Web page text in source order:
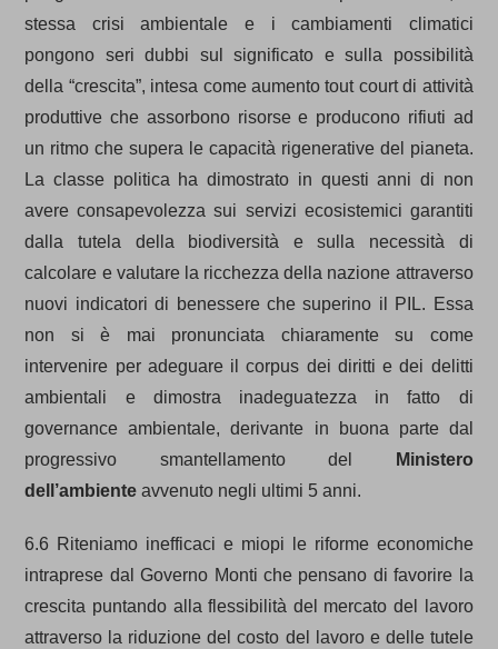
stessa crisi ambientale e i cambiamenti climatici
pongono seri dubbi sul significato e sulla possibilità
della “crescita”, intesa come aumento tout court di attività
produttive che assorbono risorse e producono rifiuti ad
un ritmo che supera le capacità rigenerative del pianeta.
La classe politica ha dimostrato in questi anni di non
avere consapevolezza sui servizi ecosistemici garantiti
dalla tutela della biodiversità e sulla necessità di
calcolare e valutare la ricchezza della nazione attraverso
nuovi indicatori di benessere che superino il PIL. Essa
non si è mai pronunciata chiaramente su come
intervenire per adeguare il corpus dei diritti e dei delitti
ambientali e dimostra inadeguatezza in fatto di
governance ambientale, derivante in buona parte dal
progressivo smantellamento del
Ministero
dell’ambienteavvenuto negli ultimi 5 anni.
6.6 Riteniamo inefficaci e miopi le riforme economiche
intraprese dal Governo Monti che pensano di favorire la
crescita puntando alla flessibilità del mercato del lavoro
attraverso la riduzione del costo del lavoro e delle tutele